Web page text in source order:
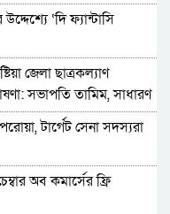
‘দি ফ্যান্টাসি
জেলা ছাত্রকল্যাণ
সভাপতি তামিম, সাধারণ
টার্গেট সেনা সদস্যরা
অব কমার্সের ফ্রি